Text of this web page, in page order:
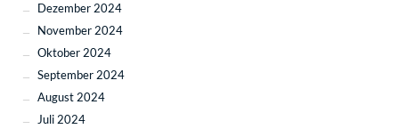
Dezember 2024
November 2024
Oktober 2024
September 2024
August 2024
Juli 2024